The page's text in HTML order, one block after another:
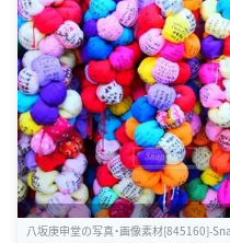
八坂庚申堂の写真・画像素材[845160]-